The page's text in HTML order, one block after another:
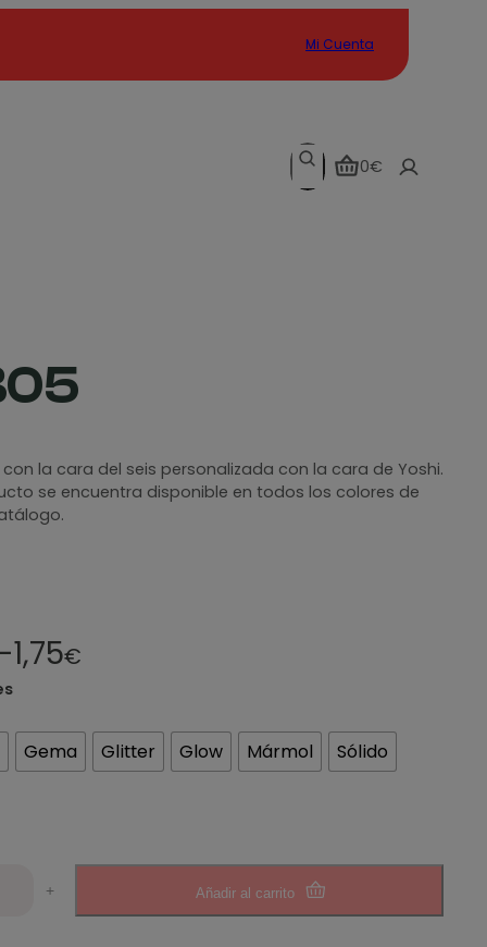
Mi Cuenta
Search
0€
con la cara del seis personalizada con la cara de Yoshi.
se encuentra disponible en todos los colores de
1,75€
Gema Glitter Glow Mármol
Sólido
+ Añadir al carrito